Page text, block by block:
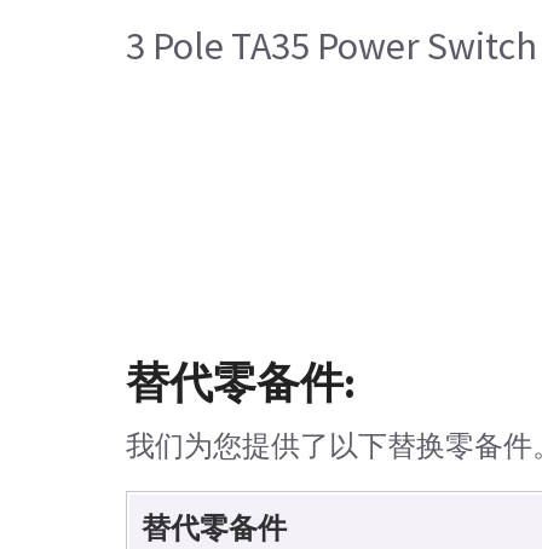
3 Pole TA35 Power Switch
替代零备件:
我们为您提供了以下替换零备
替代零备件